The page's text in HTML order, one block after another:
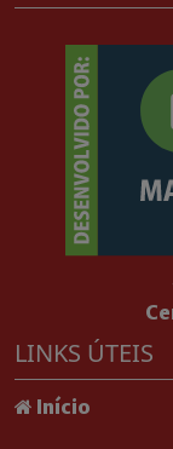
LINKS ÚTEIS
Início